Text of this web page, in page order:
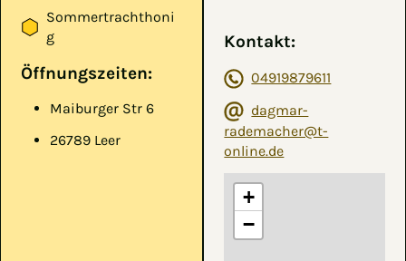
Sommertrachthoni
g
Öffnungszeiten:
Maiburger Str 6
26789 Leer
Kontakt:
04919879611
dagmar-
rademacher@t-
online.de
+
−